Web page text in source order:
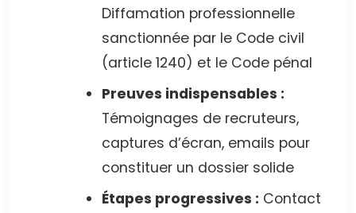
Diffamation professionnelle
sanctionnée par le Code civil
(article 1240) et le Code pénal
Preuves indispensables :
Témoignages de recruteurs,
captures d’écran, emails pour
constituer un dossier solide
Étapes progressives : Contact